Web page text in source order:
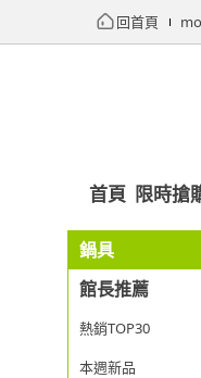
回首頁
首頁 限時搶
鍋具
館長推薦
熱銷TOP30
本週新品